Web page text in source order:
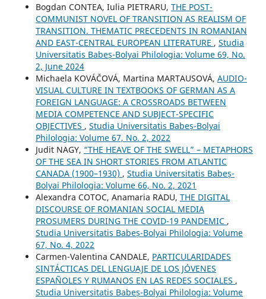
Bogdan CONTEA, Iulia PIETRARU, THE POST-
COMMUNIST NOVEL OF TRANSITION AS REALISM OF
TRANSITION. THEMATIC PRECEDENTS IN ROMANIAN
AND EAST-CENTRAL EUROPEAN LITERATURE , Studia
Universitatis Babeș-Bolyai Philologia: Volume 69, No.
2, June 2024
Michaela KOVÁČOVÁ, Martina MARTAUSOVÁ, AUDIO-
VISUAL CULTURE IN TEXTBOOKS OF GERMAN AS A
FOREIGN LANGUAGE: A CROSSROADS BETWEEN
MEDIA COMPETENCE AND SUBJECT-SPECIFIC
OBJECTIVES , Studia Universitatis Babeș-Bolyai
Philologia: Volume 67, No. 2, 2022
Judit NAGY, “THE HEAVE OF THE SWELL” – METAPHORS
OF THE SEA IN SHORT STORIES FROM ATLANTIC
CANADA (1900–1930) , Studia Universitatis Babeș-
Bolyai Philologia: Volume 66, No. 2, 2021
Alexandra COTOC, Anamaria RADU, THE DIGITAL
DISCOURSE OF ROMANIAN SOCIAL MEDIA
PROSUMERS DURING THE COVID-19 PANDEMIC ,
Studia Universitatis Babeș-Bolyai Philologia: Volume
67, No. 4, 2022
Carmen-Valentina CANDALE, PARTICULARIDADES
SINTÁCTICAS DEL LENGUAJE DE LOS JÓVENES
ESPAÑOLES Y RUMANOS EN LAS REDES SOCIALES ,
Studia Universitatis Babeș-Bolyai Philologia: Volume